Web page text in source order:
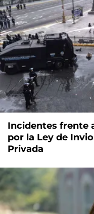
Incidentes frente
por la Ley de
Privada